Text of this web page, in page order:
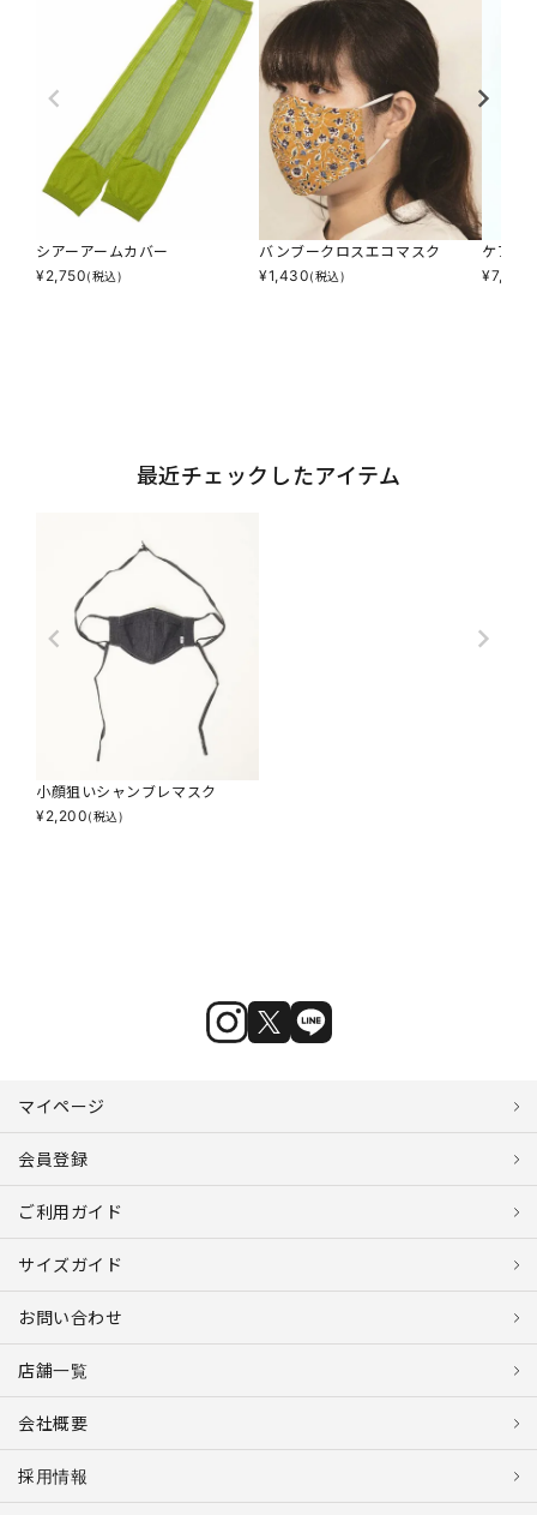
シアーアームカバー
¥2,750(税込)
バンブークロスエコマスク
¥1,430(税込)
ケアが
¥7,040
最近チェックしたアイテム
小顔狙いシャンブレマスク
¥2,200(税込)
マイページ
会員登録
ご利用ガイド
サイズガイド
お問い合わせ
店舗一覧
会社概要
採用情報